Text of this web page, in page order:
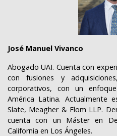
José Manuel Vivanco
Abogado UAI. Cuenta con
con fusiones y
corporativos, con un
América Latina. Actualmente
Slate, Meagher & Flom LLP.
cuenta con un Máster en
California en Los Ángeles.